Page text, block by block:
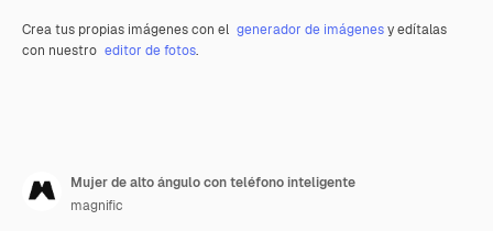
Crea tus propias imágenes con el generador de imágenesy edítalas
con nuestro editor de fotos.
Mujer de alto ángulo con teléfono inteligente
magnific